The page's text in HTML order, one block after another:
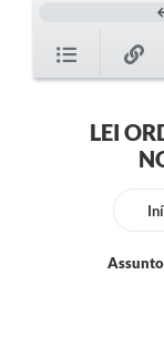
Contato
LEI